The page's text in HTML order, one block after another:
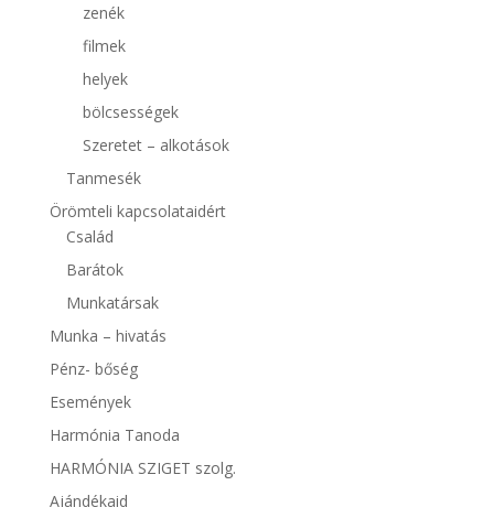
zenék
filmek
helyek
bölcsességek
Szeretet – alkotások
Tanmesék
Örömteli kapcsolataidért
Család
Barátok
Munkatársak
Munka – hivatás
Pénz- bőség
Események
Harmónia Tanoda
HARMÓNIA SZIGET szolg.
Ajándékaid